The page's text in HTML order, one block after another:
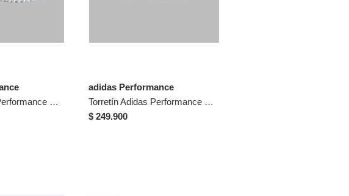
Torretín Adidas Performance Niño F50 Club Messi TF - Blanco - Purpura - Fútbol | Césped Sintético
adidas Performance
Torretín Adidas Performance Niño F50 Hyperfast Club - Blanco - Fútbol | Entrenamiento Y Competencia
$ 249.900